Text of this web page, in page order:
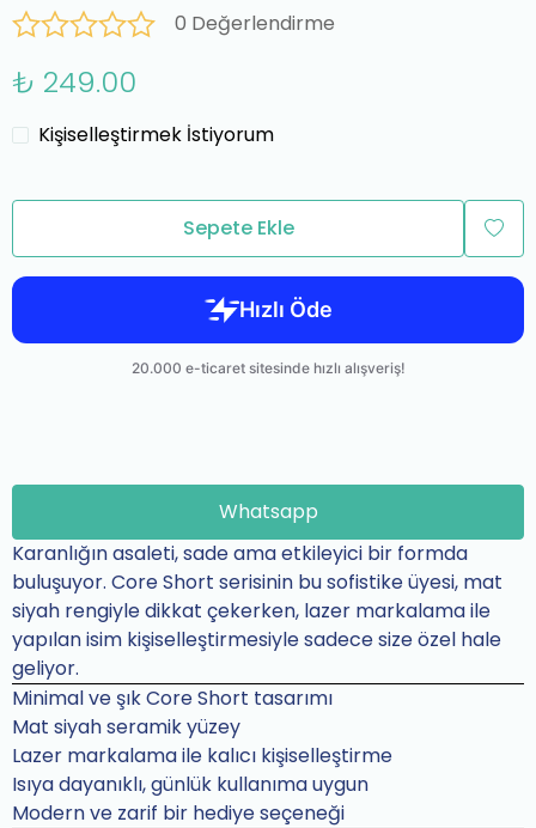
0 Değerlendirme
₺ 249.00
Kişiselleştirmek İstiyorum
Sepete Ekle
Whatsapp
Karanlığın asaleti, sade ama etkileyici bir formda
buluşuyor. Core Short serisinin bu sofistike üyesi, mat
siyah rengiyle dikkat çekerken, lazer markalama ile
yapılan isim kişiselleştirmesiyle sadece size özel hale
geliyor.
Minimal ve şık Core Short tasarımı
Mat siyah seramik yüzey
Lazer markalama ile kalıcı kişiselleştirme
Isıya dayanıklı, günlük kullanıma uygun
Modern ve zarif bir hediye seçeneği